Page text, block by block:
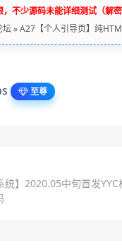
，不少源码未能详细测试（解
坛»A27【个人引导页】纯
至尊
】2020.05中旬首发YYC